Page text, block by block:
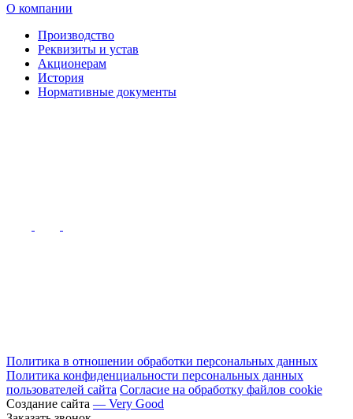
О компании
Производство
Реквизиты и устав
Акционерам
История
Нормативные документы
Политика в отношении обработки персональных данных
Политика конфиденциальности персональных данных
пользователей сайта Согласие на обработку файлов cookie
Создание сайта — Very Good